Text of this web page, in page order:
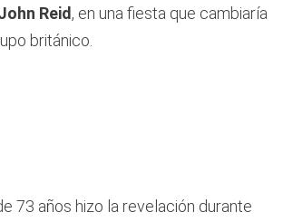
Reid, en una fiesta que cambiaría
británico.
73 años hizo la revelación durante